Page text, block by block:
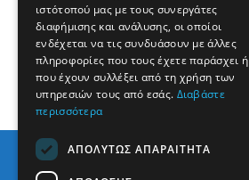
1 …
ιστότοπού μας με τους συνεργάτες
διαφήμισης και ανάλυσης, οι οποίοι
ενδέχεται να τις συνδυάσουν με άλλες
πληροφορίες που τους έχετε παράσχει ή
που έχουν συλλέξει από τη χρήση των
υπηρεσιών τους από εσάς. Διαβάστε
περισσότερα
ΑΠΟΛΎΤΩΣ ΑΠΑΡΑΊΤΗΤΑ